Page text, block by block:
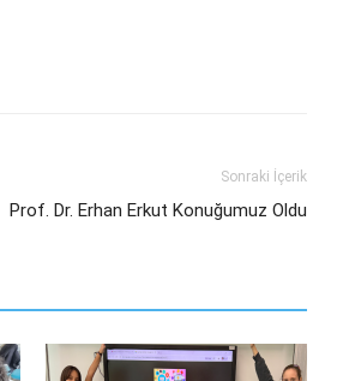
Sonraki İçerik
Prof. Dr. Erhan Erkut Konuğumuz Oldu